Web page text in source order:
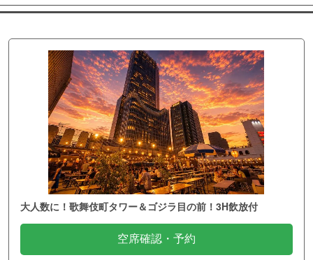
大人数に！歌舞伎町タワー＆ゴジラ目の前！3H飲放付
空席確認・予約